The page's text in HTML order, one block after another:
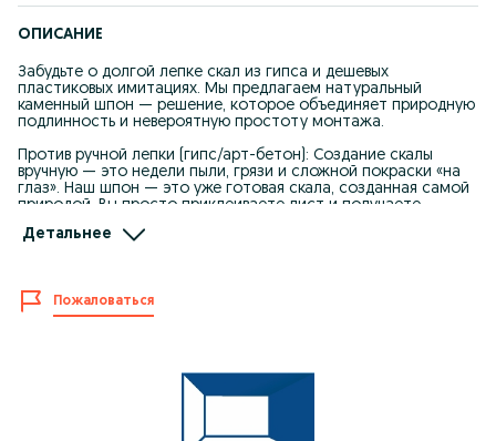
ОПИСАНИЕ
Забудьте о долгой лепке скал из гипса и дешевых
пластиковых имитациях. Мы предлагаем натуральный
каменный шпон — решение, которое объединяет природную
подлинность и невероятную простоту монтажа.
Против ручной лепки (гипс/арт-бетон): Создание скалы
вручную — это недели пыли, грязи и сложной покраски «на
глаз». Наш шпон — это уже готовая скала, созданная самой
природой. Вы просто приклеиваете лист и получаете
пеноплекса, наш шпон — это 100% натуральный камень. Он
имеет природный блеск, не боится ударов и не выделяет
токсичных веществ.
меньше каменной глыбы. Его можно монтировать даже на
гипсокартонные перегородки, не опасаясь за их прочность.
Детальнее
Пожаловаться